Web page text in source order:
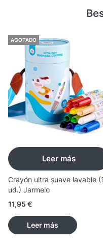
AGOTADO
Leer más
Crayón ultra suave lavable
ud.) Jarmelo
11,95 €
Leer más